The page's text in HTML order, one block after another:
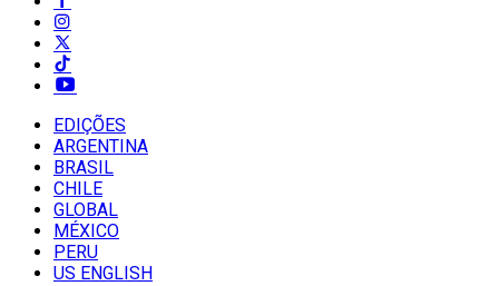
EDIÇÕES
ARGENTINA
BRASIL
CHILE
GLOBAL
MÉXICO
PERU
US ENGLISH